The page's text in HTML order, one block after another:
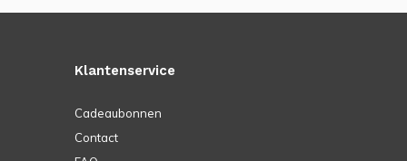
Klantenservice
Cadeaubonnen
Contact